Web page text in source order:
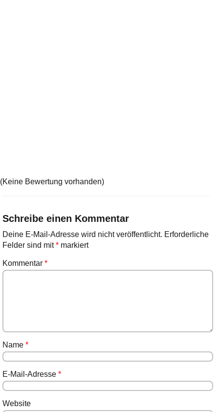
(Keine Bewertung vorhanden)
Schreibe einen Kommentar
Deine E-Mail-Adresse wird nicht veröffentlicht. Erforderliche
Felder sind mit*markiert
Kommentar *
Name *
E-Mail-Adresse *
Website